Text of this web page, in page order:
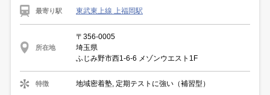
最寄り駅 東武東上線 上福岡駅
所在地
〒356-0005
埼玉県
ふじみ野市西1-6-6 メゾンウエスト1F
特徴 地域密着塾, 定期テストに強い（補習型）